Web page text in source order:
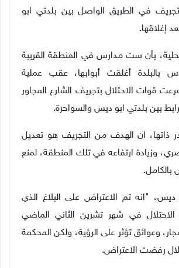
في الطريق الواصل بين بلدتي ابو
إغلاقها.
بأن ست مدارس في المنطقة القريبة
بالبلدة أغلقت أبوابها، عقب عملية
قوات الاحتلال بتجريف الشارع المجاور
بين بلدتي ابو ديس والسواحرة.
ذاتها، ان الهدف من التجريف هو تعديل
وزيادة ارتفاعه في تلك المنطقة، لمنع
بالكامل.
ديس، "انه تم الاعتراض على البلاغ الذي
في شهر تشرين الثاني الماضي
وعوائق تؤثر على الرؤية، ولكن المحكمة
رفضت الاعتراض.